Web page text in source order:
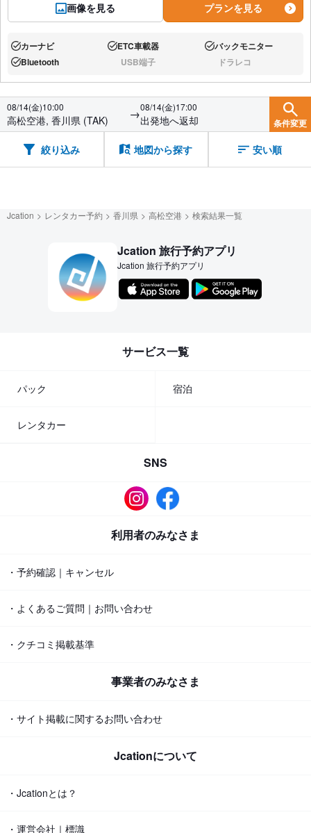
画像を見る プランを見る
あり:カーナビ あり:ETC車載器 あり:バックモニター
あり:Bluetooth なし:USB端子 なし:ドラレコ
08/14(金)10:00
高松空港, 香川県 (TAK) →08/14(金)17:00
出発地へ返却 条件変更
絞り込み 地図から探す 安い順
Jcation レンタカー予約 香川県 高松空港 検索結果一覧
Jcation 旅行予約アプリ
Jcation 旅行予約アプリ
サービス一覧
パック 宿泊
レンタカー
SNS
利用者のみなさま
・予約確認｜キャンセル
・よくあるご質問｜お問い合わせ
・クチコミ掲載基準
事業者のみなさま
・サイト掲載に関するお問い合わせ
Jcationについて
・Jcationとは？
・運営会社｜標識